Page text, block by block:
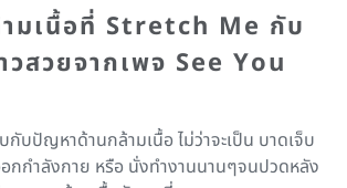
มเนื้อที่ Stretch Me กับ
สวยจากเพจ See You
บปัญหาด้านกล้ามเนื้อ ไม่ว่าจะเป็น บาดเจ็บ
กกำลังกาย หรือ นั่งทำงานนานๆจนปวดหลัง